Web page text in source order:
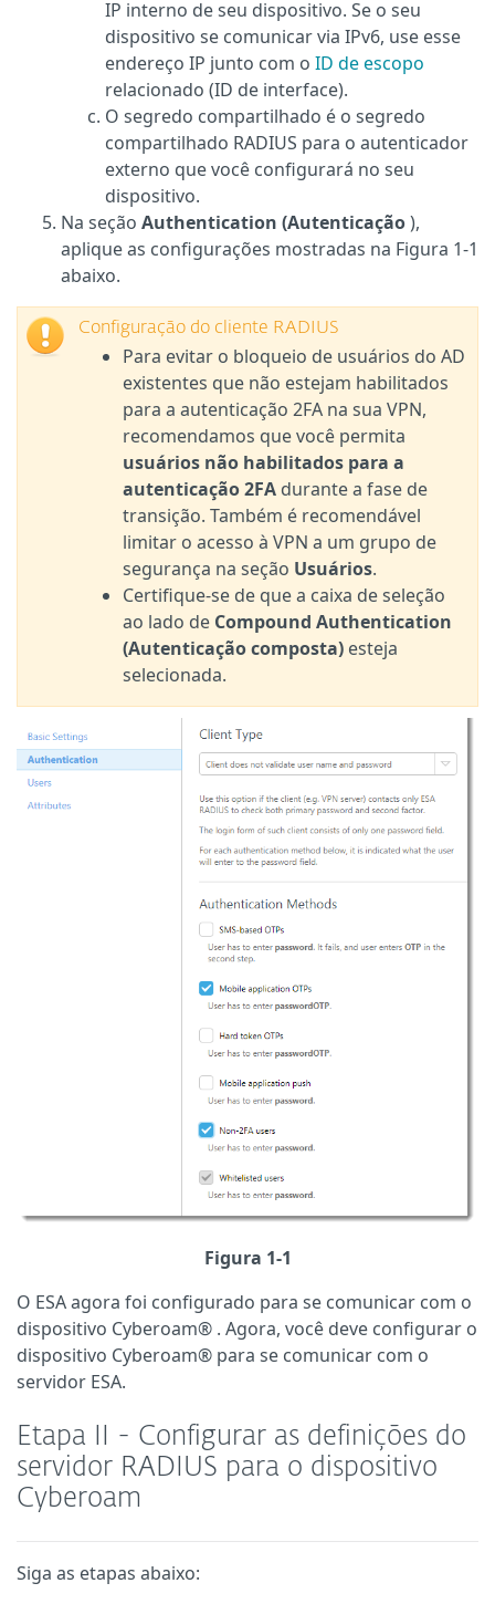
IP interno de seu dispositivo. Se o seu
dispositivo se comunicar via IPv6, use esse
endereço IP junto com o ID de escopo
relacionado (ID de interface).
O segredo compartilhado é o segredo
compartilhado RADIUS para o autenticador
externo que você configurará no seu
dispositivo.
Na seção Authentication (Autenticação),
aplique as configurações mostradas na Figura 1-1
abaixo.
Configuração do cliente RADIUS
Para evitar o bloqueio de usuários do AD
existentes que não estejam habilitados
para a autenticação 2FA na sua VPN,
recomendamos que você permita
usuários não habilitados para a
autenticação 2FA durante a fase de
transição. Também é recomendável
limitar o acesso à VPN a um grupo de
segurança na seção Usuários.
Certifique-se de que a caixa de seleção
ao lado de Compound Authentication
(Autenticação composta) esteja
selecionada.
Figura 1-1
O ESA agora foi configurado para se comunicar com o
dispositivo Cyberoam® . Agora, você deve configurar o
dispositivo Cyberoam® para se comunicar com o
servidor ESA.
Etapa II - Configurar as definições do
servidor RADIUS para o dispositivo
Cyberoam
Siga as etapas abaixo: